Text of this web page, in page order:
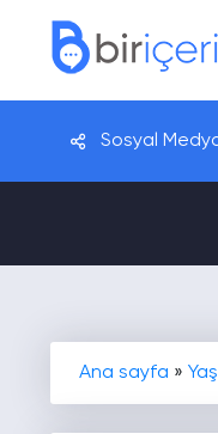
Sosyal
Ana sayfa »